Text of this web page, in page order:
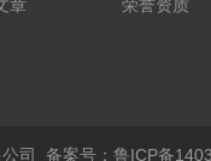
章
荣誉资质
司 备案号：鲁ICP备